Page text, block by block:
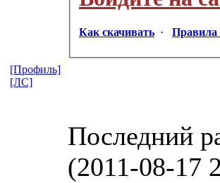
Как скачивать · Правила
Последний
(2011-08-17
[Профиль]
[ЛС]